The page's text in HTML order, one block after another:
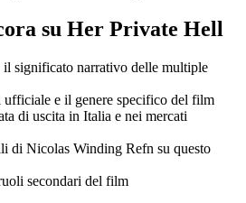
su Her Private Hell
il significato narrativo delle multiple
ufficiale e il genere specifico del film
di uscita in Italia e nei mercati
di Nicolas Winding Refn su questo
secondari del film